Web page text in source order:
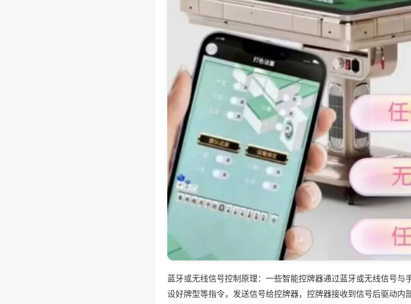
蓝牙或无线信号控制原理：一些智能控牌器通过蓝牙或无线信号与
设好牌型等指令，发送信号给控牌器，控牌器接收到信号后驱动内